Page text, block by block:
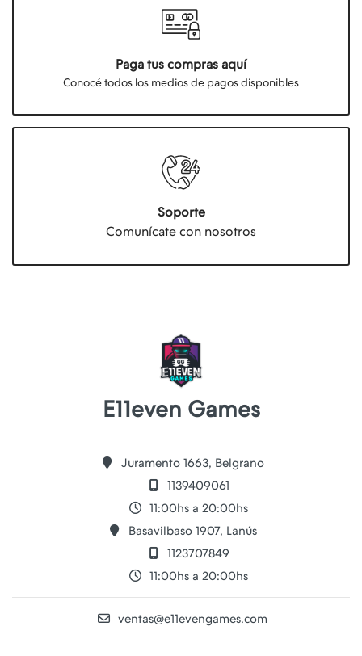
Paga tus compras aquí
Conocé todos los medios de pagos disponibles
Soporte
Comunícate con nosotros
E11even Games
Juramento 1663, Belgrano
1139409061
11:00hs a 20:00hs
Basavilbaso 1907, Lanús
1123707849
11:00hs a 20:00hs
ventas@e11evengames.com